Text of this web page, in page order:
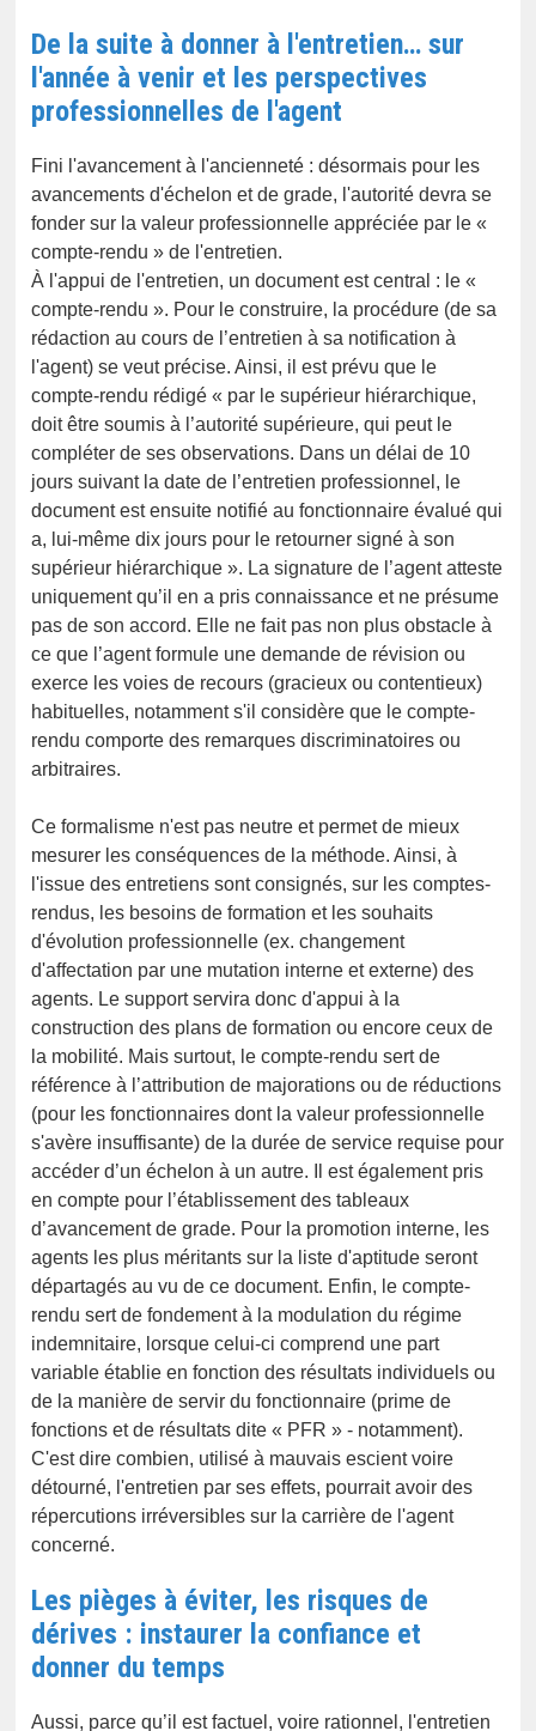
De la suite à donner à l'entretien… sur
l'année à venir et les perspectives
professionnelles de l'agent
Fini l'avancement à l'ancienneté : désormais pour les
avancements d'échelon et de grade, l'autorité devra se
fonder sur la valeur professionnelle appréciée par le «
compte-rendu » de l'entretien.
À l'appui de l'entretien, un document est central : le «
compte-rendu ». Pour le construire, la procédure (de sa
rédaction au cours de l’entretien à sa notification à
l'agent) se veut précise. Ainsi, il est prévu que le
compte-rendu rédigé « par le supérieur hiérarchique,
doit être soumis à l’autorité supérieure, qui peut le
compléter de ses observations. Dans un délai de 10
jours suivant la date de l’entretien professionnel, le
document est ensuite notifié au fonctionnaire évalué qui
a, lui-même dix jours pour le retourner signé à son
supérieur hiérarchique ». La signature de l’agent atteste
uniquement qu’il en a pris connaissance et ne présume
pas de son accord. Elle ne fait pas non plus obstacle à
ce que l’agent formule une demande de révision ou
exerce les voies de recours (gracieux ou contentieux)
habituelles, notamment s'il considère que le compte-
rendu comporte des remarques discriminatoires ou
arbitraires.
Ce formalisme n'est pas neutre et permet de mieux
mesurer les conséquences de la méthode. Ainsi, à
l'issue des entretiens sont consignés, sur les comptes-
rendus, les besoins de formation et les souhaits
d'évolution professionnelle (ex. changement
d'affectation par une mutation interne et externe) des
agents. Le support servira donc d'appui à la
construction des plans de formation ou encore ceux de
la mobilité. Mais surtout, le compte-rendu sert de
référence à l’attribution de majorations ou de réductions
(pour les fonctionnaires dont la valeur professionnelle
s'avère insuffisante) de la durée de service requise pour
accéder d’un échelon à un autre. Il est également pris
en compte pour l’établissement des tableaux
d’avancement de grade. Pour la promotion interne, les
agents les plus méritants sur la liste d'aptitude seront
départagés au vu de ce document. Enfin, le compte-
rendu sert de fondement à la modulation du régime
indemnitaire, lorsque celui-ci comprend une part
variable établie en fonction des résultats individuels ou
de la manière de servir du fonctionnaire (prime de
fonctions et de résultats dite « PFR » - notamment).
C'est dire combien, utilisé à mauvais escient voire
détourné, l'entretien par ses effets, pourrait avoir des
répercutions irréversibles sur la carrière de l'agent
concerné.
Les pièges à éviter, les risques de
dérives : instaurer la confiance et
donner du temps
Aussi, parce qu’il est factuel, voire rationnel, l'entretien